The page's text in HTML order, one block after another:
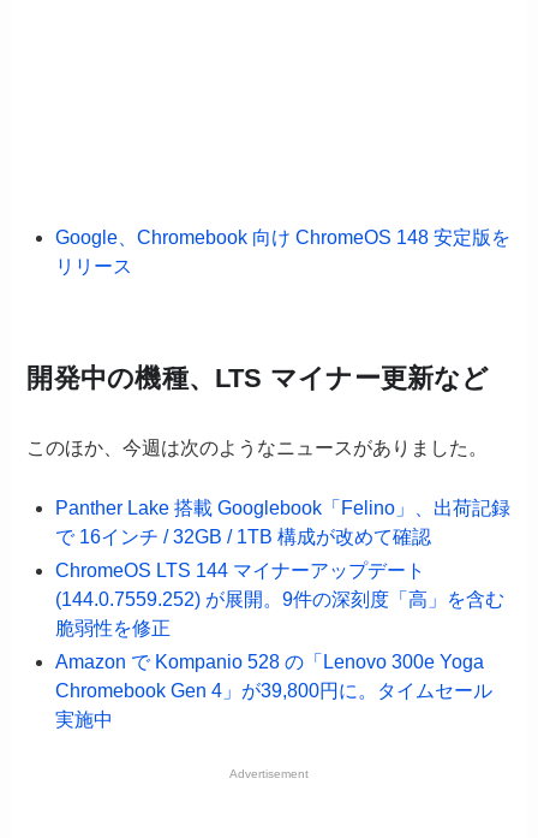
Google、Chromebook 向け ChromeOS 148 安定版を
リリース
開発中の機種、LTS マイナー更新など
このほか、今週は次のようなニュースがありました。
Panther Lake 搭載 Googlebook「Felino」、出荷記録
で 16インチ / 32GB / 1TB 構成が改めて確認
ChromeOS LTS 144 マイナーアップデート
(144.0.7559.252) が展開。9件の深刻度「高」を含む
脆弱性を修正
Amazon で Kompanio 528 の「Lenovo 300e Yoga
Chromebook Gen 4」が39,800円に。タイムセール
実施中
Advertisement